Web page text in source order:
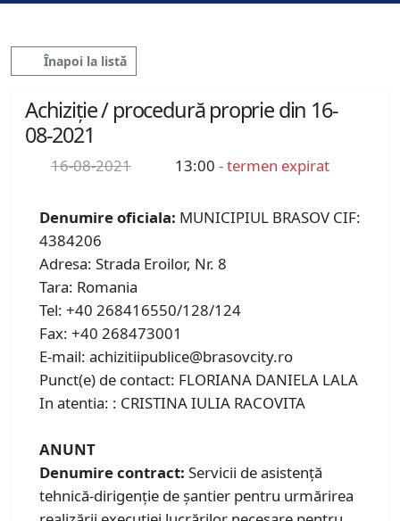
Înapoi la listă
Achiziție / procedură proprie din 16-
08-2021
16-08-2021 13:00 - termen expirat
Denumire oficiala: MUNICIPIUL BRASOV CIF:
4384206
Adresa: Strada Eroilor, Nr. 8
Tara: Romania
Tel: +40 268416550/128/124
Fax: +40 268473001
E-mail: achizitiipublice@brasovcity.ro
Punct(e) de contact: FLORIANA DANIELA LALA
In atentia: : CRISTINA IULIA RACOVITA
ANUNT
Denumire contract: Servicii de asistență
tehnică-dirigenţie de şantier pentru urmărirea